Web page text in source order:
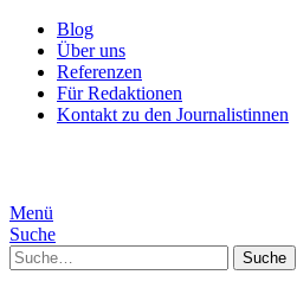
Blog
Über uns
Referenzen
Für Redaktionen
Kontakt zu den Journalistinnen
Menü
Suche
Suche